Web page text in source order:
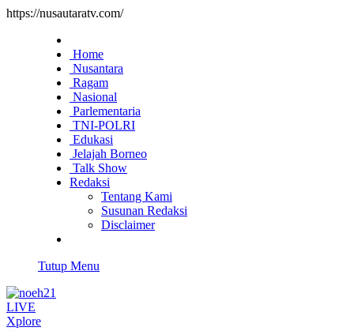
https://nusautaratv.com/
Home
Nusantara
Ragam
Nasional
Parlementaria
TNI-POLRI
Edukasi
Jelajah Borneo
Talk Show
Redaksi
Tentang Kami
Susunan Redaksi
Disclaimer
Tutup Menu
LIVE
Xplore